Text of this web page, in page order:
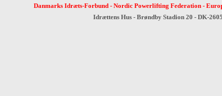
Danmarks Idræts-Forbund- Nordic Powerlifting Federation-
Idrættens Hus - Brøndby Stadion 20 - DK-